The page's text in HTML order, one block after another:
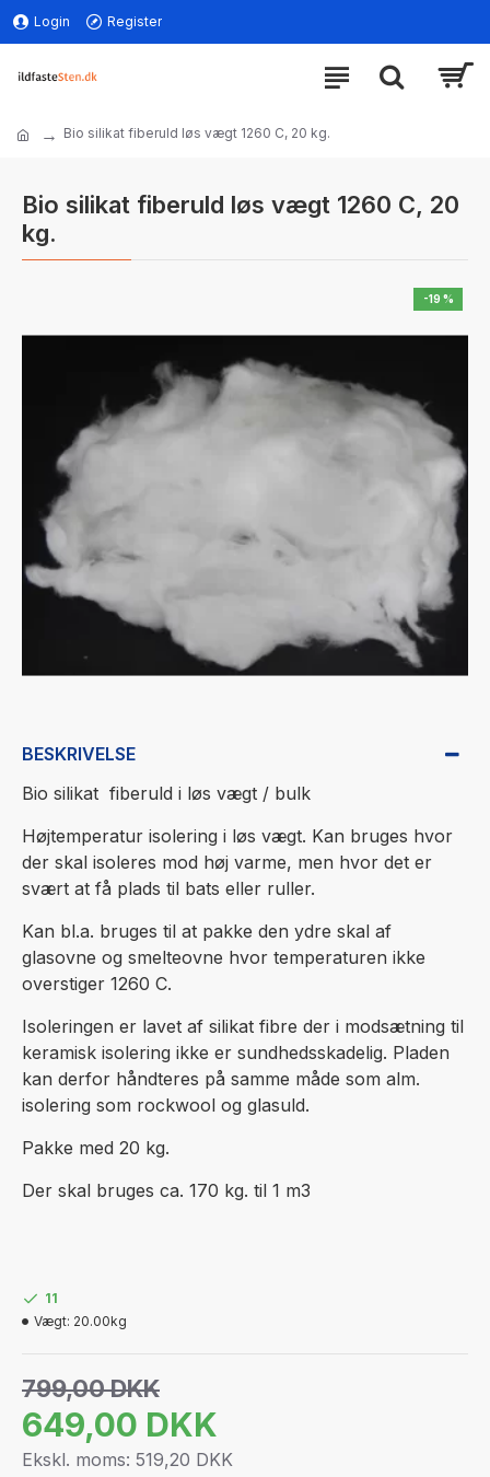
Login Register
Bio silikat fiberuld løs vægt 1260 C, 20 kg.
Bio silikat fiberuld løs vægt 1260 C, 20
kg.
-19 %
BESKRIVELSE
Bio silikat fiberuld i løs vægt / bulk
Højtemperatur isolering i løs vægt. Kan bruges hvor
der skal isoleres mod høj varme, men hvor det er
svært at få plads til bats eller ruller.
Kan bl.a. bruges til at pakke den ydre skal af
glasovne og smelteovne hvor temperaturen ikke
overstiger 1260 C.
Isoleringen er lavet af silikat fibre der i modsætning til
keramisk isolering ikke er sundhedsskadelig. Pladen
kan derfor håndteres på samme måde som alm.
isolering som rockwool og glasuld.
Pakke med 20 kg.
Der skal bruges ca. 170 kg. til 1 m3
649,00 DKK
799,00 DKK
Ekskl. moms: 519,20 DKK
11
Vægt: 20.00kg